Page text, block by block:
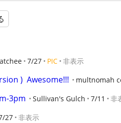
7/27 PIC 非表示
)  Awesome!!! multnomah
3pm Sullivan's Gulch 7/11 非
27 非表示